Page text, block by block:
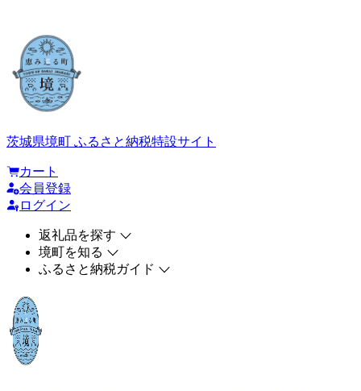
茨城県境町 ふるさと納税特設サイト
カート
会員登録
ログイン
返礼品を探す
境町を知る
ふるさと納税ガイド